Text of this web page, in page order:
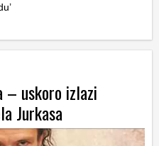
– uskoro izlazi
Jurkasa